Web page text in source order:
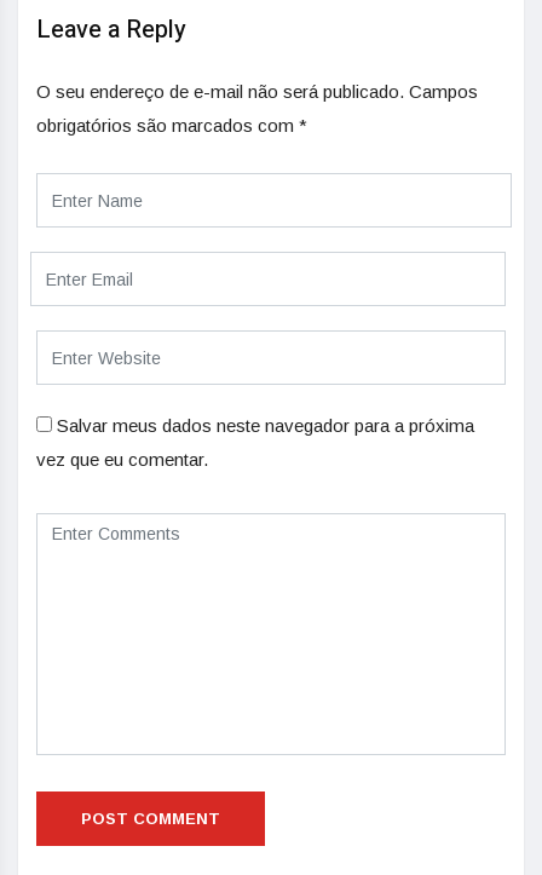
Leave a Reply
O seu endereço de e-mail não será publicado. Campos
obrigatórios são marcados com *
Salvar meus dados neste navegador para a próxima
vez que eu comentar.